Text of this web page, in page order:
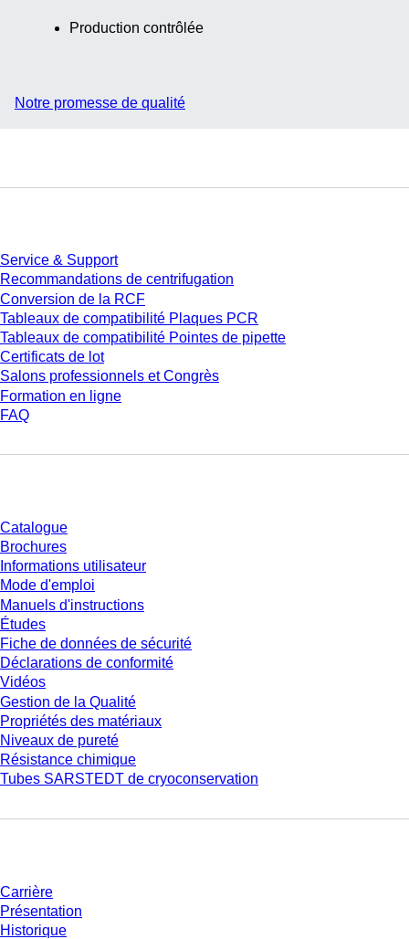
Production contrôlée
Notre promesse de qualité
Service & Support
Recommandations de centrifugation
Conversion de la RCF
Tableaux de compatibilité Plaques PCR
Tableaux de compatibilité Pointes de pipette
Certificats de lot
Salons professionnels et Congrès
Formation en ligne
FAQ
Catalogue
Brochures
Informations utilisateur
Mode d'emploi
Manuels d'instructions
Études
Fiche de données de sécurité
Déclarations de conformité
Vidéos
Gestion de la Qualité
Propriétés des matériaux
Niveaux de pureté
Résistance chimique
Tubes SARSTEDT de cryoconservation
Carrière
Présentation
Historique